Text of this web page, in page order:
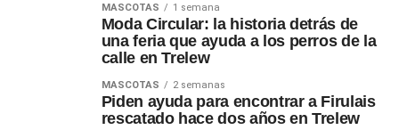
MASCOTAS 1 semana
Moda Circular: la historia detrás de
una feria que ayuda a los perros de la
calle en Trelew
MASCOTAS 2 semanas
Piden ayuda para encontrar a Firulais
rescatado hace dos años en Trelew